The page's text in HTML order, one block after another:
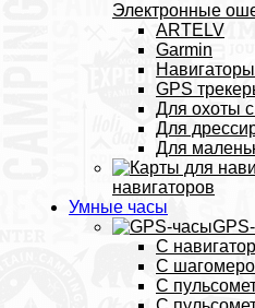
Электронные
ARTELV
Garmin
GPS
Для охоты
Для
Для
навигаторов
Умные часы
С
С
С